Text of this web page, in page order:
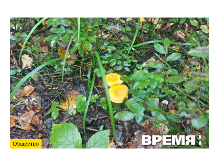
Общество